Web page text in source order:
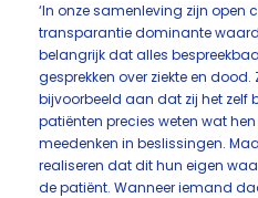
‘In onze samenleving zijn open
transparantie dominante
belangrijk dat alles
gesprekken over ziekte en dood.
bijvoorbeeld aan dat zij het zelf
patiënten precies weten wat
meedenken in beslissingen.
realiseren dat dit hun eigen
de patiënt. Wanneer iemand